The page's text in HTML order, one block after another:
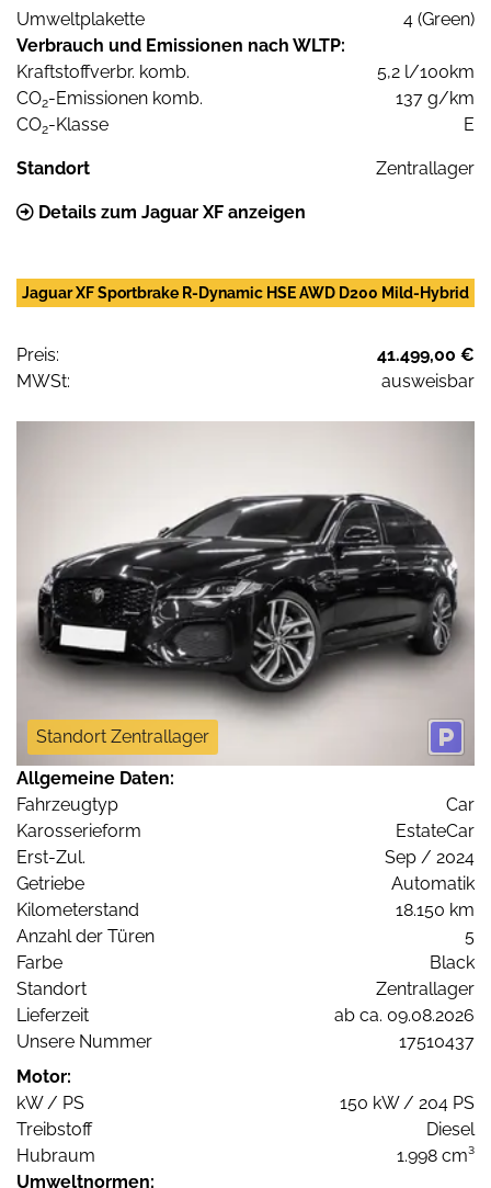
Umweltplakette
4 (Green)
Verbrauch und Emissionen nach WLTP:
Kraftstoffverbr. komb.
5,2 l/100km
CO2-Emissionen komb.
137 g/km
CO2-Klasse E
Standort Zentrallager
Details zum Jaguar XF anzeigen
Jaguar XF Sportbrake R-Dynamic HSE AWD D200 Mild-Hybrid
Preis:
41.499,00 €
MWSt:
ausweisbar
Standort Zentrallager
Allgemeine Daten:
Fahrzeugtyp
Car
Karosserieform
EstateCar
Erst-Zul.
Sep / 2024
Getriebe
Automatik
Kilometerstand
18.150 km
Anzahl der Türen
5
Farbe
Black
Standort
Zentrallager
Lieferzeit
ab ca. 09.08.2026
Unsere Nummer
17510437
Motor:
kW / PS
150 kW / 204 PS
Treibstoff
Diesel
Hubraum
1.998 cm³
Umweltnormen: